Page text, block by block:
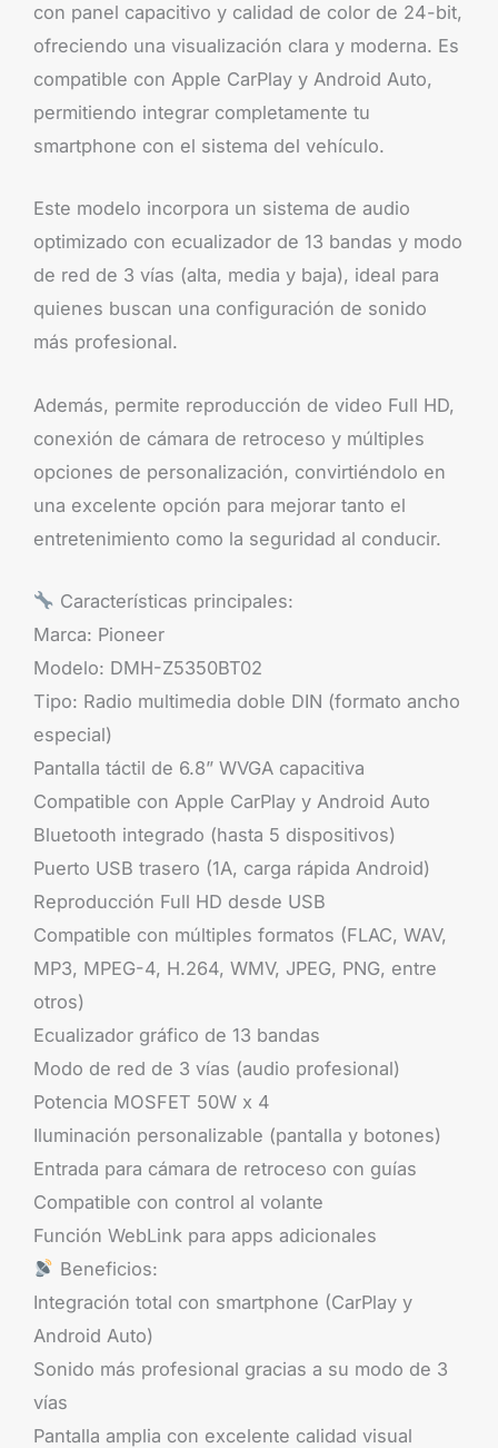
con panel capacitivo y calidad de color de 24-bit,
ofreciendo una visualización clara y moderna. Es
compatible con Apple CarPlay y Android Auto,
permitiendo integrar completamente tu
smartphone con el sistema del vehículo.
Este modelo incorpora un sistema de audio
optimizado con ecualizador de 13 bandas y modo
de red de 3 vías (alta, media y baja), ideal para
quienes buscan una configuración de sonido
más profesional.
Además, permite reproducción de video Full HD,
conexión de cámara de retroceso y múltiples
opciones de personalización, convirtiéndolo en
una excelente opción para mejorar tanto el
entretenimiento como la seguridad al conducir.
Características principales:
Marca: Pioneer
Modelo: DMH-Z5350BT02
Tipo: Radio multimedia doble DIN (formato ancho
especial)
Pantalla táctil de 6.8” WVGA capacitiva
Compatible con Apple CarPlay y Android Auto
Bluetooth integrado (hasta 5 dispositivos)
Puerto USB trasero (1A, carga rápida Android)
Reproducción Full HD desde USB
Compatible con múltiples formatos (FLAC, WAV,
MP3, MPEG-4, H.264, WMV, JPEG, PNG, entre
otros)
Ecualizador gráfico de 13 bandas
Modo de red de 3 vías (audio profesional)
Potencia MOSFET 50W x 4
Iluminación personalizable (pantalla y botones)
Entrada para cámara de retroceso con guías
Compatible con control al volante
Función WebLink para apps adicionales
Beneficios:
Integración total con smartphone (CarPlay y
Android Auto)
Sonido más profesional gracias a su modo de 3
vías
Pantalla amplia con excelente calidad visual